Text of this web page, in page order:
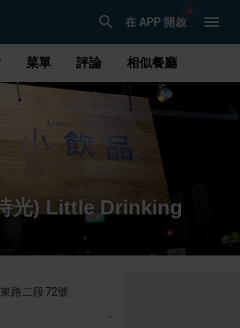
在 APP 開啟
菜單 評論 相似餐廳
光) Little Drinking
路二段72號